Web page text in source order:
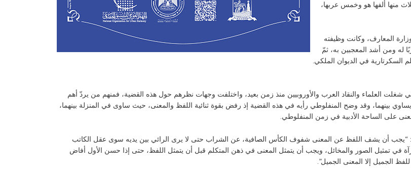
منها ألفها هو وخمس عربها،
في الدولة في عدة مواقع، حيث عُيّن في عام 1909 في وزارة المعارف، وكانت وظيفته
له ومن أشد المعجبين به، ثمّ
السكرتارية في الديوان الملكي.
شغلت العلماء والنقاد العرب والأوروبيين منذ زمن بعيد، واختلفت وجهات نظرهم حول هذه القضية، فمنهم من يردّ أهم
بينهما، وقد وضح المنفلوطي رأيه في هذه القضية إذ رفض بقوة ثنائية اللفظ والمعنى، حيث ساوى في المنزلة بينهما،
على الساحة الأدبية في زمن المنفلوطي.
“يجب أن يشف اللفظ عن المعنى شفوف الكأس الصافية، عن الشراب حتى لا يرى الرائي بين يديه سوى عقل الكاتب
في تمثيل الصور والمخائل، ويجب أن يتمثل المعنى في ذهن المتكلم قبل أن يتمثل اللفظ، حتى إذا حسن الأول أفاض
الجميل إلا المعنى الجميل”.